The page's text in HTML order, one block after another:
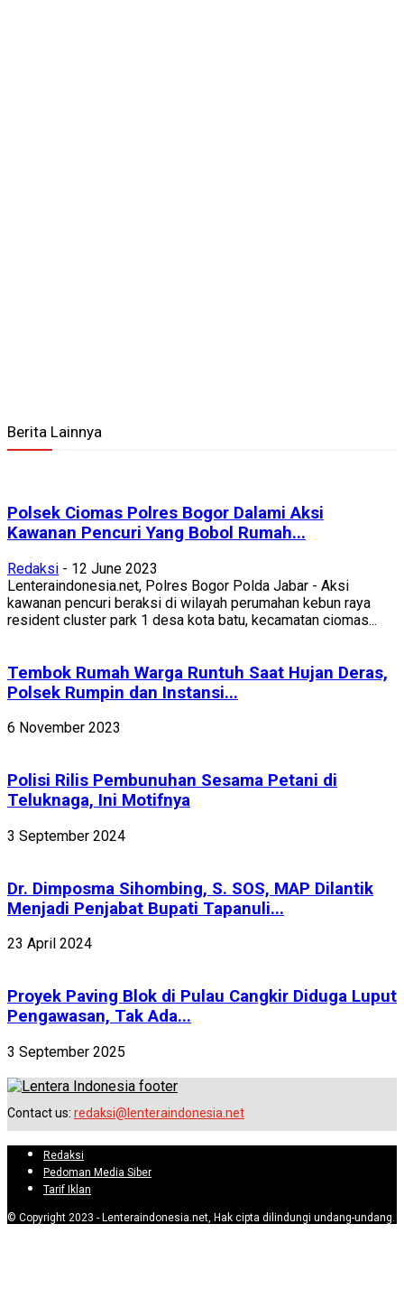
Berita Lainnya
Polsek Ciomas Polres Bogor Dalami Aksi
Kawanan Pencuri Yang Bobol Rumah...
Redaksi - 12 June 2023
Lenteraindonesia.net, Polres Bogor Polda Jabar - Aksi
kawanan pencuri beraksi di wilayah perumahan kebun raya
resident cluster park 1 desa kota batu, kecamatan ciomas...
Tembok Rumah Warga Runtuh Saat Hujan Deras,
Polsek Rumpin dan Instansi...
6 November 2023
Polisi Rilis Pembunuhan Sesama Petani di
Teluknaga, Ini Motifnya
3 September 2024
Dr. Dimposma Sihombing, S. SOS, MAP Dilantik
Menjadi Penjabat Bupati Tapanuli...
23 April 2024
Proyek Paving Blok di Pulau Cangkir Diduga Luput
Pengawasan, Tak Ada...
3 September 2025
Contact us: redaksi@lenteraindonesia.net
Redaksi
Pedoman Media Siber
Tarif Iklan
© Copyright 2023 - Lenteraindonesia.net, Hak cipta dilindungi undang-undang.